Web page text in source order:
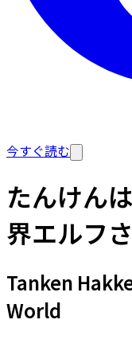
今すぐ読む
たんけん
界エルフ
Tanken
World